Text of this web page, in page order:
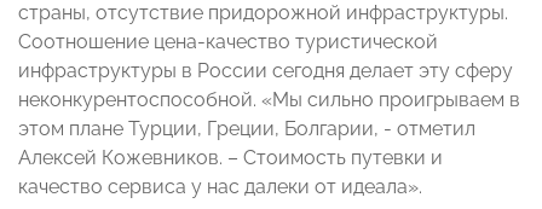
страны, отсутствие придорожной инфраструктуры.
Соотношение цена-качество туристической
инфраструктуры в России сегодня делает эту сферу
неконкурентоспособной. «Мы сильно проигрываем в
этом плане Турции, Греции, Болгарии, - отметил
Алексей Кожевников. – Стоимость путевки и
качество сервиса у нас далеки от идеала».